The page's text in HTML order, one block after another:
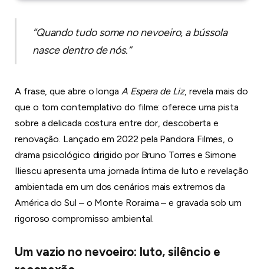
“Quando tudo some no nevoeiro, a bússola
nasce dentro de nós.”
A frase, que abre o longa A Espera de Liz, revela mais do
que o tom contemplativo do filme: oferece uma pista
sobre a delicada costura entre dor, descoberta e
renovação. Lançado em 2022 pela Pandora Filmes, o
drama psicológico dirigido por Bruno Torres e Simone
Iliescu apresenta uma jornada íntima de luto e revelação
ambientada em um dos cenários mais extremos da
América do Sul – o Monte Roraima – e gravada sob um
rigoroso compromisso ambiental.
Um vazio no nevoeiro: luto, silêncio e